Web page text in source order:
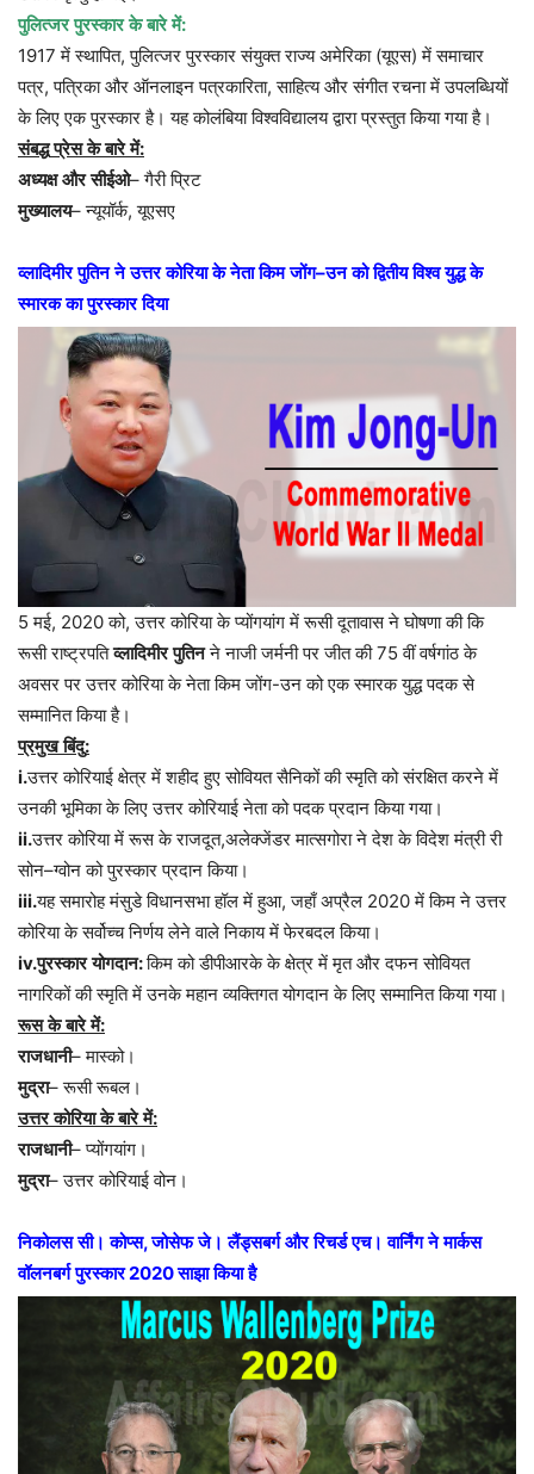
पुलित्जर पुरस्कार के बारे में:
1917में स्थापित,पुलित्जर पुरस्कार संयुक्त राज्य अमेरिका(यूएस)में समाचार
पत्र,पत्रिका और ऑनलाइन पत्रकारिता,साहित्य और संगीत रचना में उपलब्धियों
के लिए एक पुरस्कार है। यह कोलंबिया विश्वविद्यालय द्वारा प्रस्तुत किया गया है।
संबद्ध प्रेस के बारे में:
अध्यक्ष और सीईओ–गैरी प्रिट
मुख्यालय–न्यूयॉर्क,यूएसए
व्लादिमीर पुतिन ने उत्तर कोरिया के नेता किम जोंग–उन को द्वितीय विश्व युद्ध के
स्मारक का पुरस्कार दिया
5 मई, 2020 को, उत्तर कोरिया के प्योंगयांग में रूसी दूतावास ने घोषणा की कि
रूसी राष्ट्रपतिव्लादिमीर पुतिनने नाजी जर्मनी पर जीत की 75 वीं वर्षगांठ के
अवसर पर उत्तर कोरिया के नेता किम जोंग-उन को एक स्मारक युद्ध पदक से
सम्मानित किया है।
प्रमुख बिंदु:
i.उत्तर कोरियाई क्षेत्र में शहीद हुए सोवियत सैनिकों की स्मृति को संरक्षित करने में
उनकी भूमिका के लिए उत्तर कोरियाई नेता को पदक प्रदान किया गया।
ii.उत्तर कोरिया में रूस के राजदूत,अलेक्जेंडर मात्सगोरा ने देश के विदेश मंत्री री
सोन–ग्वोन को पुरस्कार प्रदान किया।
iii.यह समारोह मंसुडे विधानसभा हॉल में हुआ,जहाँ अप्रैल 2020में किम ने उत्तर
कोरिया के सर्वोच्च निर्णय लेने वाले निकाय में फेरबदल किया।
iv.पुरस्कार योगदान:किम को डीपीआरके के क्षेत्र में मृत और दफन सोवियत
नागरिकों की स्मृति में उनके महान व्यक्तिगत योगदान के लिए सम्मानित किया गया।
रूस के बारे में:
राजधानी–मास्को।
मुद्रा–रूसी रूबल।
उत्तर कोरिया के बारे में:
राजधानी–प्योंगयांग।
मुद्रा–उत्तर कोरियाई वोन।
निकोलस सी। कोप्स,जोसेफ जे। लैंड्सबर्ग और रिचर्ड एच। वार्निंग ने मार्कस
वॉलनबर्ग पुरस्कार2020साझा किया है